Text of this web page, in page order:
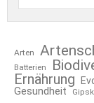
Arten
Batterien
Ernährung
Gesundheit